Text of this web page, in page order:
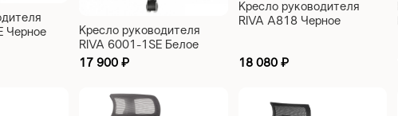
Черное
Кресло руководителя
RIVA 6001-1SE Белое
17 900₽
Кресло руководителя
RIVA A818 Черное
18 080 ₽